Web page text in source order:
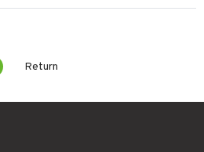
Return